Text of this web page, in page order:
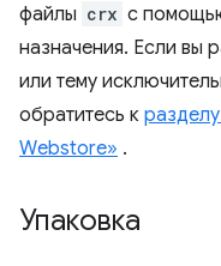
файлы crx с
назначения. Если вы
или тему
обратитесь к
Webstore» .
Упаковка